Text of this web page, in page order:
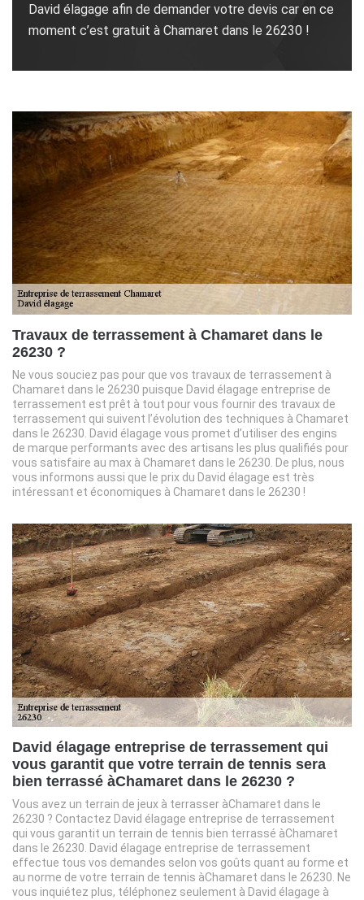
David élagage afin de demander votre devis car en ce
moment c’est gratuit à Chamaret dans le 26230 !
Travaux de terrassement à Chamaret dans le
26230 ?
Ne vous souciez pas pour que vos travaux de terrassement à
Chamaret dans le 26230 puisque David élagage entreprise de
terrassement est prêt à tout pour vous fournir des travaux de
terrassement qui suivent l’évolution des techniques à Chamaret
dans le 26230. David élagage vous promet d’utiliser des engins
de marque performants avec des artisans les plus qualifiés pour
vous satisfaire au max à Chamaret dans le 26230. De plus, nous
vous informons aussi que le prix du David élagage est très
intéressant et économiques à Chamaret dans le 26230 !
David élagage entreprise de terrassement qui
vous garantit que votre terrain de tennis sera
bien terrassé àChamaret dans le 26230 ?
Vous avez un terrain de jeux à terrasser àChamaret dans le
26230 ? Contactez David élagage entreprise de terrassement
qui vous garantit un terrain de tennis bien terrassé àChamaret
dans le 26230. David élagage entreprise de terrassement
effectue tous vos demandes selon vos goûts quant au forme et
au norme de votre terrain de tennis àChamaret dans le 26230. Ne
vous inquiétez plus, téléphonez seulement à David élagage à